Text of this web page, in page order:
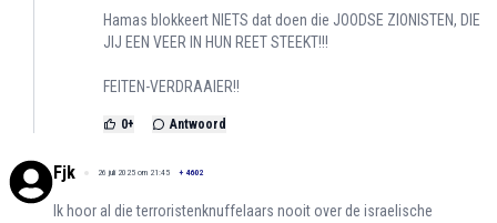
Hamas blokkeert NIETS dat doen die JOODSE ZIONISTEN, DIE
JIJ EEN VEER IN HUN REET STEEKT!!!
FEITEN-VERDRAAIER!!
0+ Antwoord
Fjk 26 juli 2025 om 21:45 + 4602
Ik hoor al die terroristenknuffelaars nooit over de israelische